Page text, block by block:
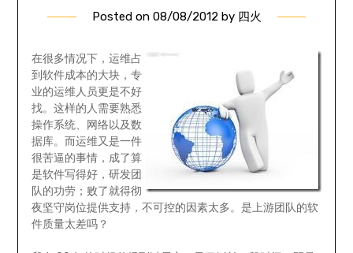
Posted on 08/08/2012 by 四火
在很多情况下，运维占
到软件成本的大块，专
业的运维人员更是不好
找。这样的人需要熟悉
操作系统、网络以及数
据库。而运维又是一件
很苦逼的事情，成了算
是软件写得好，研发团
队的功劳；败了就得彻
夜坚守岗位提供支持，不可控的因素太多。是上游团队的软
件质量太差吗？